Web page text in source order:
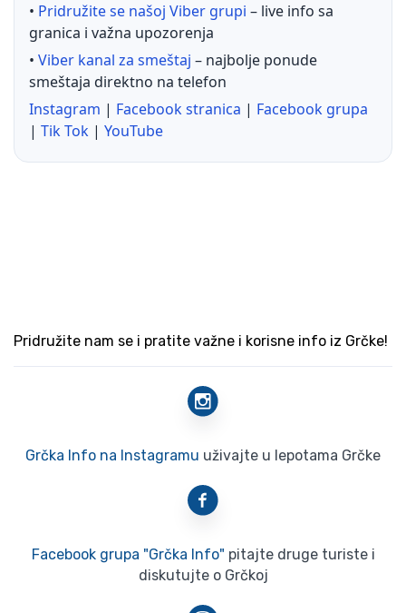
• Pridružite se našoj Viber grupi – live info sa
granica i važna upozorenja
• Viber kanal za smeštaj – najbolje ponude
smeštaja direktno na telefon
Instagram | Facebook stranica | Facebook grupa
| Tik Tok | YouTube
Pridružite nam se i pratite važne i korisne info iz Grčke!
Grčka Info na Instagramu uživajte u lepotama Grčke
Facebook grupa "Grčka Info" pitajte druge turiste i
diskutujte o Grčkoj